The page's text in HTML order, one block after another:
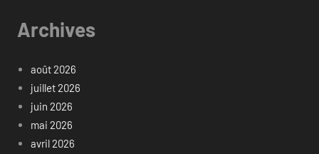
Archives
août 2026
juillet 2026
juin 2026
mai 2026
avril 2026